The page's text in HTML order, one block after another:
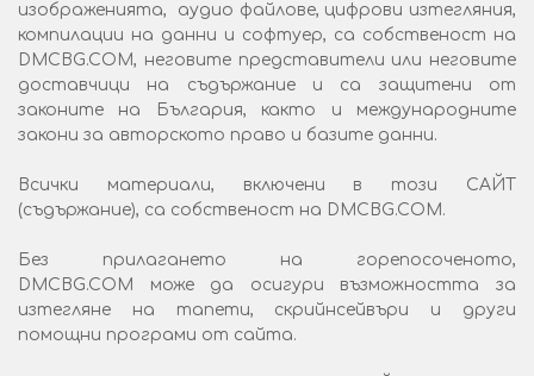
изображенията, аудио файлове, цифрови изтегляния,
компилации на данни и софтуер, са собственост на
DMCBG.COM, неговите представители или неговите
доставчици на съдържание и са защитени от
законите на България, както и международните
закони за авторското право и базите данни.
Всички материали, включени в този САЙТ
(съдържание), са собственост на DMCBG.COM.
Без прилагането на горепосоченото,
DMCBG.COM може да осигури възможността за
изтегляне на тапети, скрийнсейвъри и други
помощни програми от сайта.